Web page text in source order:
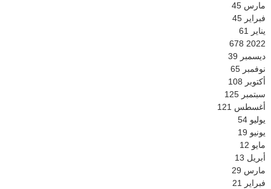
مارس 45
فبراير 45
يناير 61
2022
678
ديسمبر 39
نوفمبر 65
أكتوبر 108
سبتمبر 125
أغسطس 121
يوليو 54
يونيو 19
مايو 12
أبريل 13
مارس 29
فبراير 21